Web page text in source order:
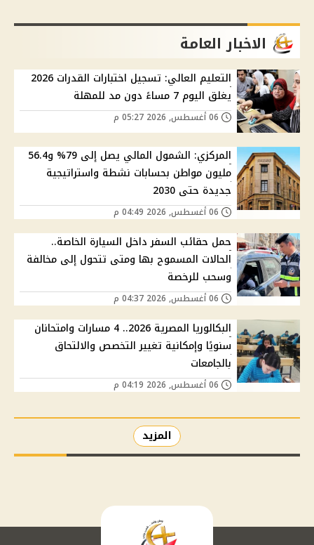
الاخبار العامة
التعليم العالي: تسجيل اختبارات القدرات 2026
يغلق اليوم 7 مساءً دون مد للمهلة
المركزي: الشمول المالي يصل إلى 79% و56.4
مليون مواطن بحسابات نشطة واستراتيجية
جديدة حتى 2030
حمل حقائب السفر داخل السيارة الخاصة..
الحالات المسموح بها ومتى تتحول إلى مخالفة
وسحب للرخصة
البكالوريا المصرية 2026.. 4 مسارات وامتحانان
سنويًا وإمكانية تغيير التخصص والالتحاق
بالجامعات
المزيد